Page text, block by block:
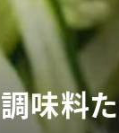
調味料